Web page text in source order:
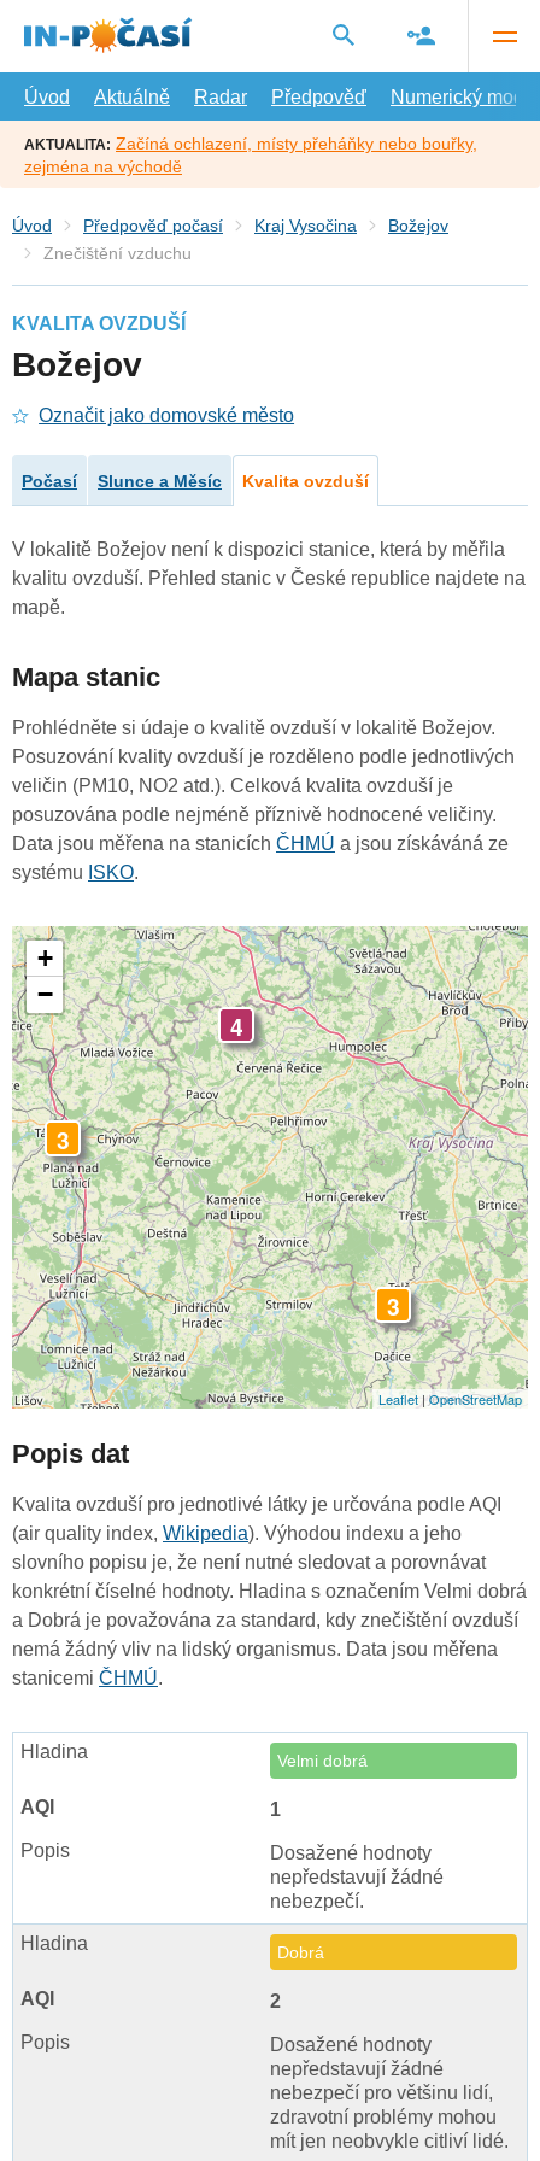
hlavní
Úvod
Aktuálně Radar Předpověď Numerický model
AKTUALITA: Začíná ochlazení, místy přeháňky nebo bouřky,
zejména na východě
Úvod Předpověď počasí Kraj Vysočina
Božejov
Znečištění vzduchu
KVALITA OVZDUŠÍ
Božejov
Označit jako domovské město
Počasí Slunce a Měsíc Kvalita ovzduší
V lokalitě Božejov není k dispozici stanice, která by měřila
kvalitu ovzduší. Přehled stanic v České republice najdete na
mapě.
Mapa stanic
Prohlédněte si údaje o kvalitě ovzduší v lokalitě Božejov.
Posuzování kvality ovzduší je rozděleno podle jednotlivých
veličin (PM10, NO2 atd.). Celková kvalita ovzduší je
posuzována podle nejméně příznivě hodnocené veličiny.
Data jsou měřena na stanicích ČHMÚ a jsou získáváná ze
systému ISKO.
3
3
4
+
−
Leaflet |OpenStreetMap
Popis dat
Kvalita ovzduší pro jednotlivé látky je určována podle AQI
(air quality index, Wikipedia). Výhodou indexu a jeho
slovního popisu je, že není nutné sledovat a porovnávat
konkrétní číselné hodnoty. Hladina s označením Velmi dobrá
a Dobrá je považována za standard, kdy znečištění ovzduší
nemá žádný vliv na lidský organismus. Data jsou měřena
stanicemi ČHMÚ.
Velmi dobrá
1
Dosažené hodnoty
nepředstavují žádné
nebezpečí.
Dobrá
2
Dosažené hodnoty
nepředstavují žádné
nebezpečí pro většinu lidí,
zdravotní problémy mohou
mít jen neobvykle citliví lidé.